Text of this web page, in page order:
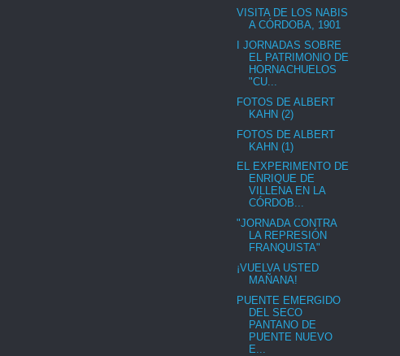
VISITA DE LOS NABIS
A CÓRDOBA, 1901
I JORNADAS SOBRE
EL PATRIMONIO DE
HORNACHUELOS
"CU...
FOTOS DE ALBERT
KAHN (2)
FOTOS DE ALBERT
KAHN (1)
EL EXPERIMENTO DE
ENRIQUE DE
VILLENA EN LA
CÓRDOB...
"JORNADA CONTRA
LA REPRESIÓN
FRANQUISTA"
¡VUELVA USTED
MAÑANA!
PUENTE EMERGIDO
DEL SECO
PANTANO DE
PUENTE NUEVO
E...